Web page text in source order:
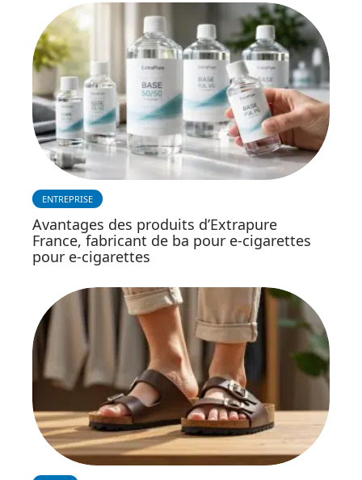
ENTREPRISE
Avantages des produits d’Extrapure
France, fabricant de ba pour e-cigarettes
pour e-cigarettes